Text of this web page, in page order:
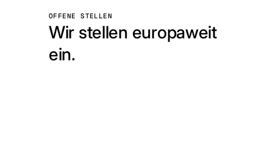
OFFENE STELLEN
Wir stellen europaweit
ein.